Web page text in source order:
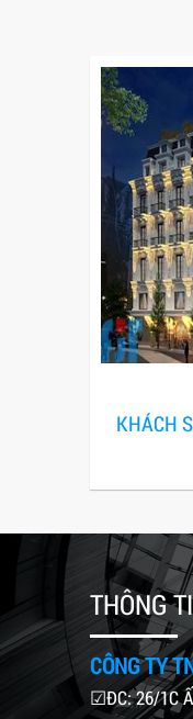
KHÁCH
THÔNG
CÔNG TY
☑ĐC: 26/1C